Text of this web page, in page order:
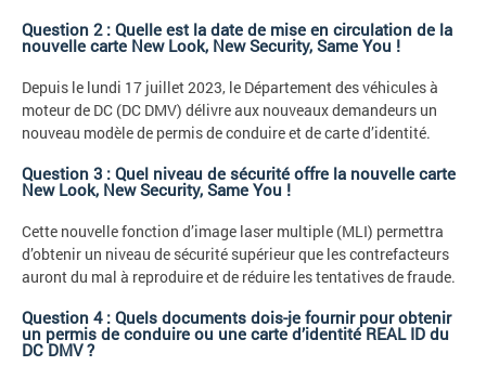
Question 2 : Quelle est la date de mise en circulation de la
nouvelle carte New Look, New Security, Same You !
Depuis le lundi 17 juillet 2023, le Département des véhicules à
moteur de DC (DC DMV) délivre aux nouveaux demandeurs un
nouveau modèle de permis de conduire et de carte d’identité.
Question 3 : Quel niveau de sécurité offre la nouvelle carte
New Look, New Security, Same You !
Cette nouvelle fonction d’image laser multiple (MLI) permettra
d’obtenir un niveau de sécurité supérieur que les contrefacteurs
auront du mal à reproduire et de réduire les tentatives de fraude.
Question 4 : Quels documents dois-je fournir pour obtenir
un permis de conduire ou une carte d’identité REAL ID du
DC DMV ?